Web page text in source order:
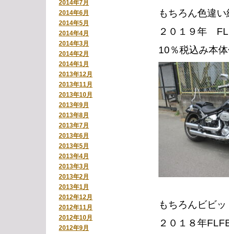
2014年7月
2014年6月
2014年5月
2014年4月
2014年3月
2014年2月
2014年1月
2013年12月
2013年11月
2013年10月
2013年9月
2013年8月
2013年7月
2013年6月
2013年5月
2013年4月
2013年3月
2013年2月
2013年1月
2012年12月
2012年11月
2012年10月
2012年9月
もちろん色違
２０１９年
10％税込み本
もちろんビビ
２０１８年